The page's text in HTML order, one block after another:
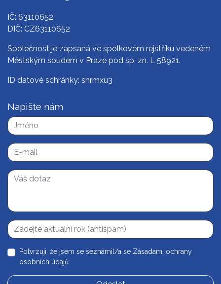
IČ: 63110652
DIČ: CZ63110652
Společnost je zapsaná ve spolkovém rejstříku vedeném
Městským soudem v Praze pod sp. zn. L 58921.
ID datové schránky: snrmxu3
Napište nám
Potvrzuji, že jsem se seznámil/a se Zásadami ochrany
osobních údajů